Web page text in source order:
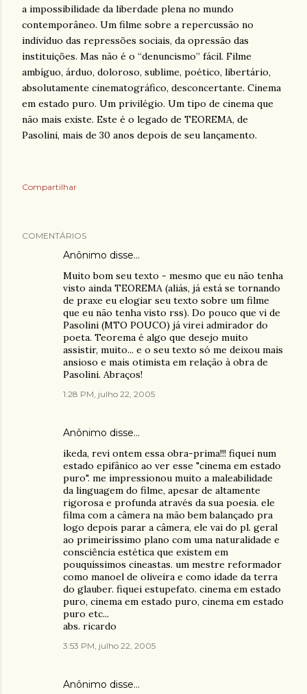
a impossibilidade da liberdade plena no mundo
contemporâneo. Um filme sobre a repercussão no
indivíduo das repressões sociais, da opressão das
instituições. Mas não é o “denuncismo” fácil. Filme
ambíguo, árduo, doloroso, sublime, poético, libertário,
absolutamente cinematográfico, desconcertante. Cinema
em estado puro. Um privilégio. Um tipo de cinema que
não mais existe. Este é o legado de TEOREMA, de
Pasolini, mais de 30 anos depois de seu lançamento.
Compartilhar
COMENTÁRIOS
Anônimo disse…
Muito bom seu texto - mesmo que eu não tenha
visto ainda TEOREMA (aliás, já está se tornando
de praxe eu elogiar seu texto sobre um filme
que eu não tenha visto rss). Do pouco que vi de
Pasolini (MTO POUCO) já virei admirador do
poeta. Teorema é algo que desejo muito
assistir, muito... e o seu texto só me deixou mais
ansioso e mais otimista em relação à obra de
Pasolini. Abraços!
1:28 PM, julho 22, 2005
Anônimo disse…
ikeda, revi ontem essa obra-prima!!! fiquei num
estado epifânico ao ver esse "cinema em estado
puro". me impressionou muito a maleabilidade
da linguagem do filme, apesar de altamente
rigorosa e profunda através da sua poesia. ele
filma com a câmera na mão bem balançado pra
logo depois parar a câmera, ele vai do pl. geral
ao primeiríssimo plano com uma naturalidade e
consciência estética que existem em
pouquíssimos cineastas. um mestre reformador
como manoel de oliveira e como idade da terra
do glauber. fiquei estupefato. cinema em estado
puro, cinema em estado puro, cinema em estado
puro etc...
abs. ricardo
3:53 PM, julho 22, 2005
Anônimo disse…